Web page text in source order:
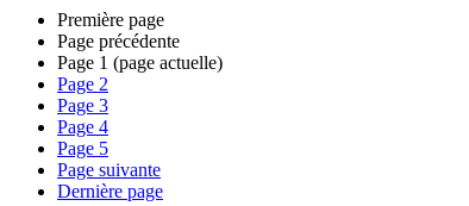
Première page
Page précédente
Page 1 (page actuelle)
Page 2
Page 3
Page 4
Page 5
Page suivante
Dernière page